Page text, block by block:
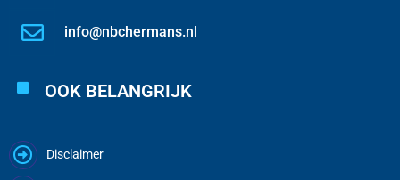
info@nbchermans.nl
OOK BELANGRIJK
Disclaimer